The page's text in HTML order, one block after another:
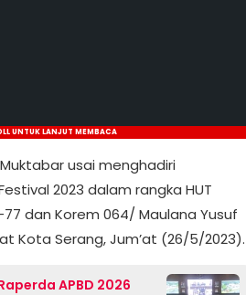
UNTUK LANJUT MEMBACA
usai menghadiri
2023 dalam rangka HUT
dan Korem 064/ Maulana Yusuf
Kota Serang, Jum’at (26/5/2023).
APBD 2026